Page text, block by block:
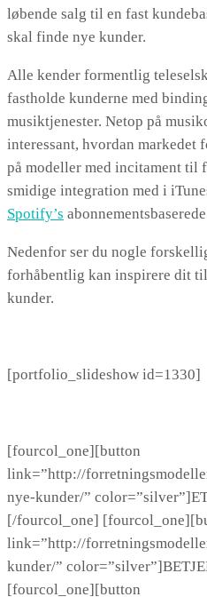
løbende salg til en fast
skal finde nye kunder.
Alle kender formentlig
fastholde kunderne med
musiktjenester. Netop på
interessant, hvordan markedet
på modeller med incitament til
smidige integration med i
Spotify’s
Nedenfor ser du nogle
forhåbentlig kan inspirere dit
kunder.
[portfolio_slideshow id=1330]
[fourcol_one][button
link=”http://
nye-kunder/”
[/fourcol_one]
link=”http://
kunder/”
[fourcol_one][button